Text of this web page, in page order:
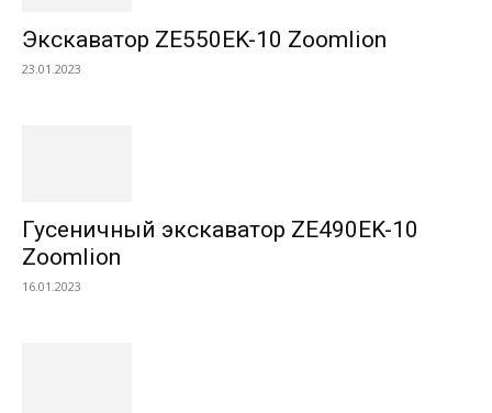
Экскаватор ZE550EK-10 Zoomlion
23.01.2023
Гусеничный экскаватор ZE490EK-10
Zoomlion
16.01.2023